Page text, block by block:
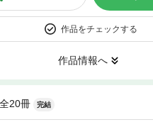
作品をチェックする
作品情報へ
全20冊 完結